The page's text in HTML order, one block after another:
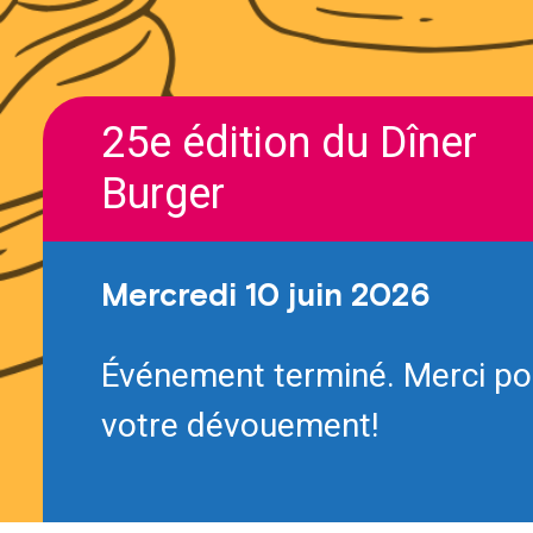
25e édition du Dîner
Burger
Mercredi 10 juin 2026
Événement terminé. Merci
votre dévouement!